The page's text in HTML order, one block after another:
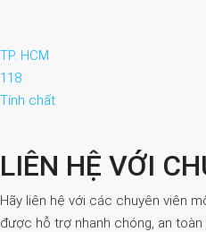
TP. HCM
118
Tính chất
LIÊN HỆ VỚI
Hãy liên hệ với các chuyên viên
được hỗ trợ nhanh chóng, an toàn